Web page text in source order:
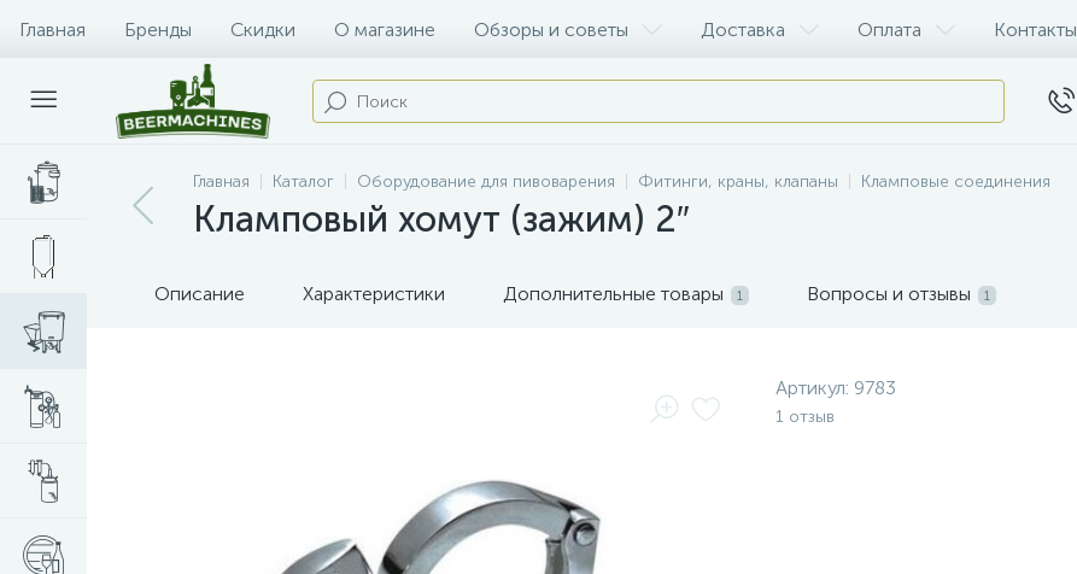
Главная Бренды Скидки О магазине Обзоры и советы Доставка Оплата Контакты
Главная Каталог Оборудование для пивоварения Фитинги, краны, клапаны Кламповые соединения
Кламповый хомут (зажим) 2″
Описание Характеристики Дополнительные товары 1 Вопросы и отзывы 1
Артикул: 9783
1 отзыв